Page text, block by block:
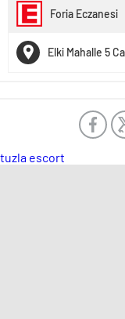
Foria Eczanesi
Elki Mahalle 5
tuzla escort